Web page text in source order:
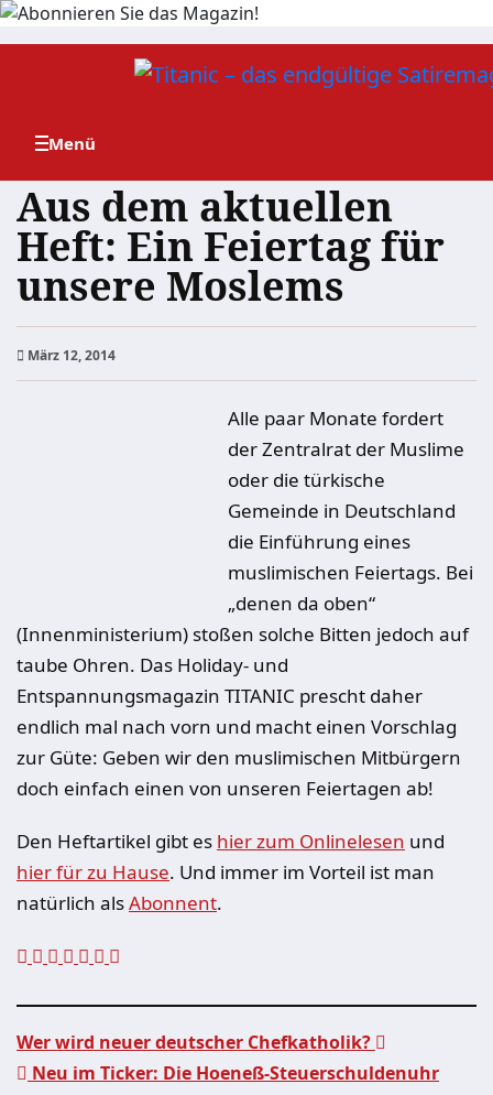
Zum
Aus dem aktuellen
Heft: Ein Feiertag für
unsere Moslems
März 12, 2014
Alle paar Monate fordert
der Zentralrat der Muslime
oder die türkische
Gemeinde in Deutschland
die Einführung eines
muslimischen Feiertags. Bei
„denen da oben“
(Innenministerium) stoßen solche Bitten jedoch auf
taube Ohren. Das Holiday- und
Entspannungsmagazin TITANIC prescht daher
endlich mal nach vorn und macht einen Vorschlag
zur Güte: Geben wir den muslimischen Mitbürgern
doch einfach einen von unseren Feiertagen ab!
Den Heftartikel gibt es hier zum Onlinelesen und
hier für zu Hause. Und immer im Vorteil ist man
natürlich alsAbonnent.
Wer wird neuer deutscher Chefkatholik?
Neu im Ticker: Die Hoeneß-Steuerschuldenuhr